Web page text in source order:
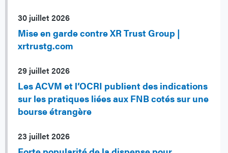
30 juillet 2026
Mise en garde contre XR Trust Group |
xrtrustg.com
29 juillet 2026
Les ACVM et l’OCRI publient des indications
sur les pratiques liées aux FNB cotés sur une
bourse étrangère
23 juillet 2026